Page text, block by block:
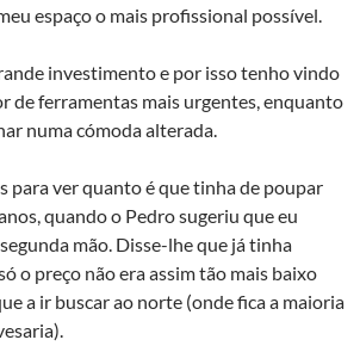
espaço o mais profissional possível.
investimento e por isso tenho vindo
de ferramentas mais urgentes, enquanto
numa cómoda alterada.
para ver quanto é que tinha de poupar
quando o Pedro sugeriu que eu
mão. Disse-lhe que já tinha
o preço não era assim tão mais baixo
a ir buscar ao norte (onde fica a maioria